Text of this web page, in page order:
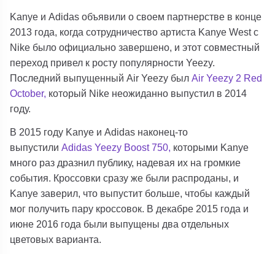
Kanye и Adidas объявили о своем партнерстве в конце
2013 года, когда сотрудничество артиста Kanye West с
Nike было официально завершено, и этот совместный
переход привел к росту популярности Yeezy.
Последний выпущенный Air Yeezy былAir Yeezy 2 Red
October, который Nike неожиданно выпустил в 2014
году.
В 2015 году Kanye и Adidas наконец-то
выпустилиAdidas Yeezy Boost 750, которыми Kanye
много раз дразнил публику, надевая их на громкие
события. Кроссовки сразу же были распроданы, и
Kanye заверил, что выпустит больше, чтобы каждый
мог получить пару кроссовок. В декабре 2015 года и
июне 2016 года были выпущены два отдельных
цветовых варианта.